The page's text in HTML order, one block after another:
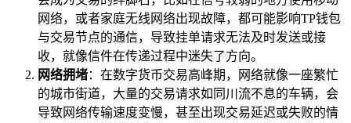
网络，或者家庭无线网络出现故障，都可能影响TP钱包
与交易节点的通信，导致挂单请求无法及时发送或接
收，就像信件在传递过程中迷失了方向。
网络拥堵：在数字货币交易高峰期，网络就像一座繁忙
的城市街道，大量的交易请求如同川流不息的车辆，会
导致网络传输速度变慢，甚至出现交易延迟或失败的情